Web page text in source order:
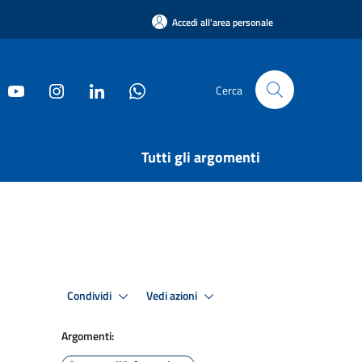
Accedi all'area personale
Cerca
Tutti gli argomenti
Condividi Vedi azioni
Argomenti: